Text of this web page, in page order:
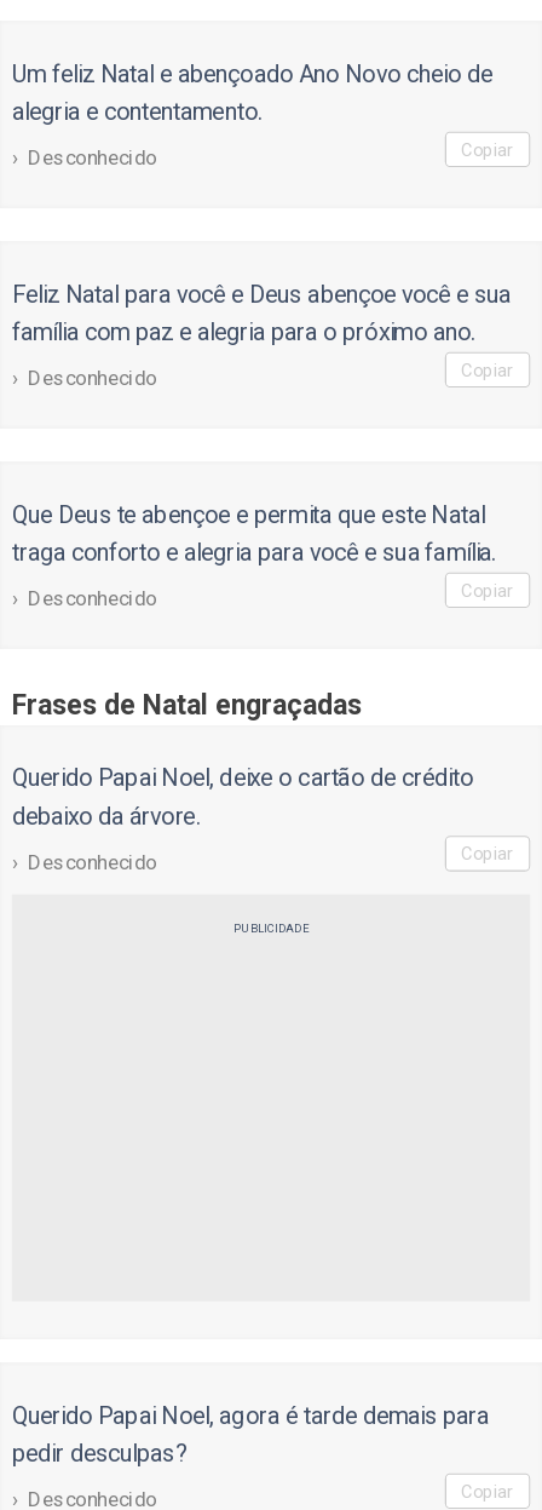
Um feliz Natal e abençoado Ano Novo cheio de
alegria e contentamento.
Desconhecido Copiar
Feliz Natal para você e Deus abençoe você e sua
família com paz e alegria para o próximo ano.
Desconhecido Copiar
Que Deus te abençoe e permita que este Natal
traga conforto e alegria para você e sua família.
Desconhecido Copiar
Frases de Natal engraçadas
Querido Papai Noel, deixe o cartão de crédito
debaixo da árvore.
Desconhecido Copiar
PUBLICIDADE
Querido Papai Noel, agora é tarde demais para
pedir desculpas?
Desconhecido Copiar